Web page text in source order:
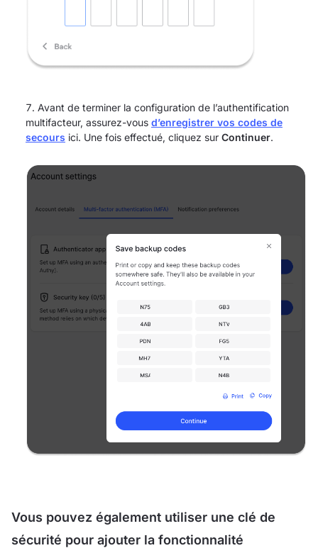
Avant de terminer la configuration de l’authentification
multifacteur, assurez-vous d’enregistrer vos codes de
secours ici. Une fois effectué, cliquez sur Continuer.
Vous pouvez également utiliser une clé de
sécurité pour ajouter la fonctionnalité